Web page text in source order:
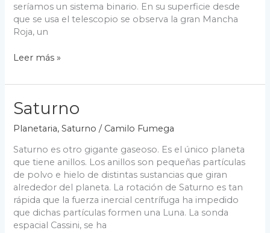
seríamos un sistema binario. En su superficie desde
que se usa el telescopio se observa la gran Mancha
Roja, un
Júpiter
Leer más »
Saturno
Planetaria,Saturno / Camilo Fumega
Saturno es otro gigante gaseoso. Es el único planeta
que tiene anillos. Los anillos son pequeñas partículas
de polvo e hielo de distintas sustancias que giran
alrededor del planeta. La rotación de Saturno es tan
rápida que la fuerza inercial centrífuga ha impedido
que dichas partículas formen una Luna. La sonda
espacial Cassini, se ha